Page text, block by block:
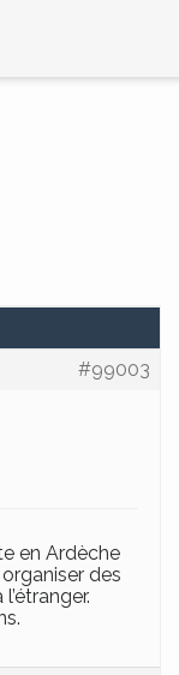
#99003
en Ardèche
des